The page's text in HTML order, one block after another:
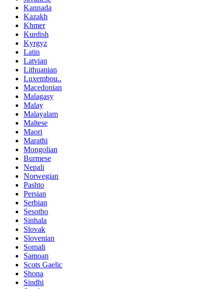
Kannada
Kazakh
Khmer
Kurdish
Kyrgyz
Latin
Latvian
Lithuanian
Luxembou..
Macedonian
Malagasy
Malay
Malayalam
Maltese
Maori
Marathi
Mongolian
Burmese
Nepali
Norwegian
Pashto
Persian
Serbian
Sesotho
Sinhala
Slovak
Slovenian
Somali
Samoan
Scots Gaelic
Shona
Sindhi